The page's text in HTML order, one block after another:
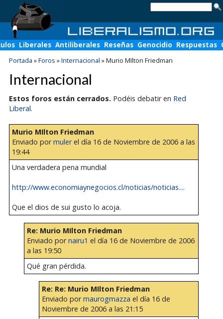
Liberales Antiliberales Reseñas Genocidio Respuestas
Portada »Foros »Internacional »Murio MIlton Friedman
Internacional
Estos foros están cerrados. Podéis debatir en Red
Liberal.
Murio MIlton Friedman
Enviado pormulerel día 16 de Noviembre de 2006 a las
19:44
Una verdadera pena mundial
http://www.economiaynegocios.cl/noticias/noticias....
Que el dios de sui gusto lo acoja.
Re: Murio MIlton Friedman
Enviado pornairu1 el día 16 de Noviembre de 2006
a las 19:50
Qué gran pérdida.
Re: Re: Murio MIlton Friedman
Enviado pormaurogmazza el día 16 de
Noviembre de 2006 a las 21:15